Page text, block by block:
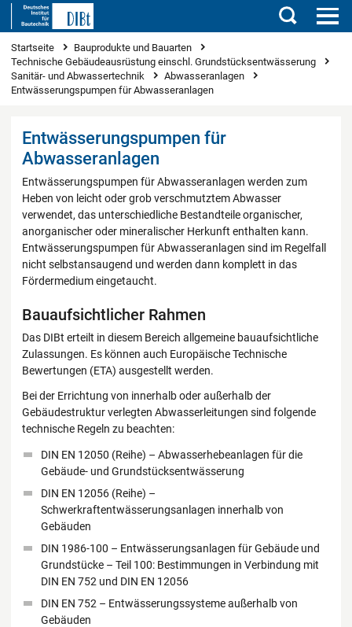
Suchen
Sie sind hier
Startseite
Bauprodukte und Bauarten
Technische Gebäudeausrüstung einschl. Grundstücksentwässerung
Sanitär- und Abwassertechnik
Abwasseranlagen
Entwässerungspumpen für Abwasseranlagen
Entwässerungspumpen für
Abwasseranlagen
Entwässerungspumpen für Abwasseranlagen werden zum
Heben von leicht oder grob verschmutztem Abwasser
verwendet, das unterschiedliche Bestandteile organischer,
anorganischer oder mineralischer Herkunft enthalten kann.
Entwässerungspumpen für Abwasseranlagen sind im Regelfall
nicht selbstansaugend und werden dann komplett in das
Fördermedium eingetaucht.
Bauaufsichtlicher Rahmen
Das DIBt erteilt in diesem Bereich allgemeine bauaufsichtliche
Zulassungen. Es können auch Europäische Technische
Bewertungen (ETA) ausgestellt werden.
Bei der Errichtung von innerhalb oder außerhalb der
Gebäudestruktur verlegten Abwasserleitungen sind folgende
technische Regeln zu beachten:
DIN EN 12050 (Reihe) – Abwasserhebeanlagen für die
Gebäude- und Grundstücksentwässerung
DIN EN 12056 (Reihe) –
Schwerkraftentwässerungsanlagen innerhalb von
Gebäuden
DIN 1986-100 – Entwässerungsanlagen für Gebäude und
Grundstücke – Teil 100: Bestimmungen in Verbindung mit
DIN EN 752 und DIN EN 12056
DIN EN 752 – Entwässerungssysteme außerhalb von
Gebäuden